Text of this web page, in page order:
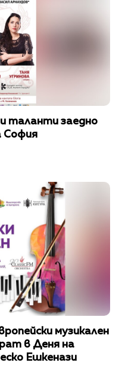
таланти заедно
София
музикален
в Деня на
Ешкенази